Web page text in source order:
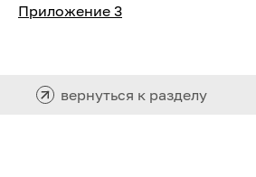
Приложение 3
вернуться к разделу